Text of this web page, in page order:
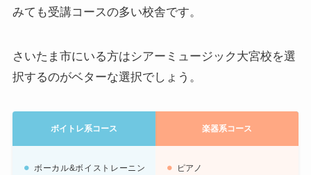
みても受講コースの多い校舎です。
さいたま市にいる方はシアーミュージック大宮校を選
択するのがベターな選択でしょう。
ボイトレ系コース 楽器系コース
ボーカル&ボイストレーニン
ピアノ